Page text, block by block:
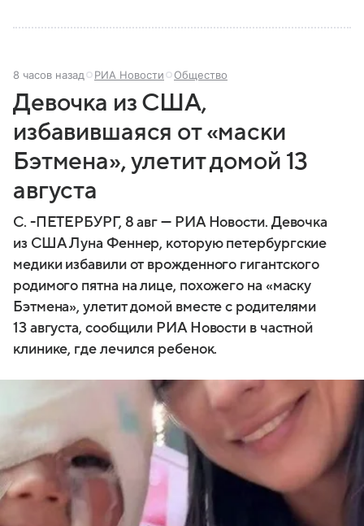
8 часов назад РИА Новости Общество
Девочка из США,
избавившаяся от «маски
Бэтмена», улетит домой 13
августа
С. -ПЕТЕРБУРГ, 8 авг — РИА Новости. Девочка
из США Луна Феннер, которую петербургские
медики избавили от врожденного гигантского
родимого пятна на лице, похожего на «маску
Бэтмена», улетит домой вместе с родителями
13 августа, сообщили РИА Новости в частной
клинике, где лечился ребенок.